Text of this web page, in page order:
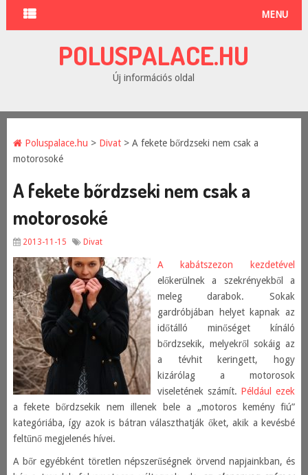
MENU
POLUSPALACE.HU
Új információs oldal
Poluspalace.hu > Divat> A fekete bőrdzseki nem csak a
motorosoké
A fekete bőrdzseki nem csak a
motorosoké
2013-11-15 Divat
A kabátszezon kezdetével
előkerülnek a szekrényekből a
meleg darabok. Sokak
gardróbjában helyet kapnak az
időtálló minőséget kínáló
bőrdzsekik, melyekről sokáig az
a tévhit keringett, hogy
kizárólag a motorosok
viseletének számít. Például ezek
a fekete bőrdzsekik nem illenek bele a „motoros kemény fiú”
kategóriába, így azok is bátran választhatják őket, akik a kevésbé
feltűnő megjelenés hívei.
A bőr egyébként töretlen népszerűségnek örvend napjainkban, és